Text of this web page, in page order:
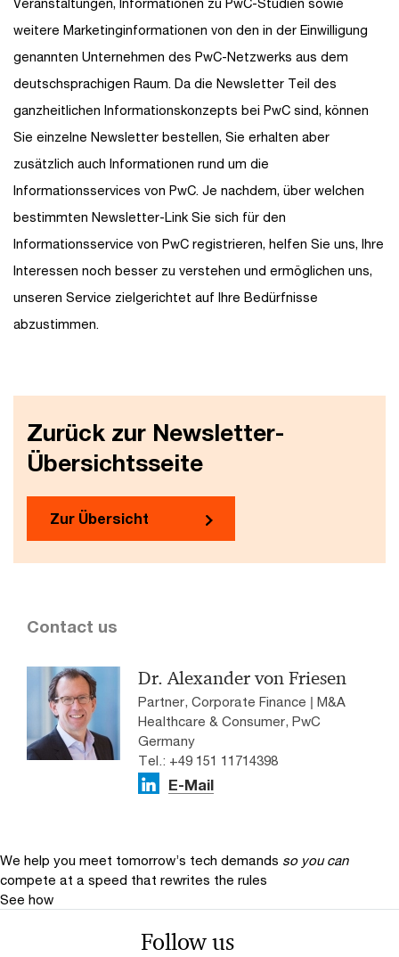
weitere Marketinginformationen von den in der Einwilligung
genannten Unternehmen des PwC-Netzwerks aus dem
deutschsprachigen Raum. Da die Newsletter Teil des
ganzheitlichen Informationskonzepts bei PwC sind, können
Sie einzelne Newsletter bestellen, Sie erhalten aber
zusätzlich auch Informationen rund um die
Informationsservices von PwC. Je nachdem, über welchen
bestimmten Newsletter-Link Sie sich für den
Informationsservice von PwC registrieren, helfen Sie uns, Ihre
Interessen noch besser zu verstehen und ermöglichen uns,
unseren Service zielgerichtet auf Ihre Bedürfnisse
abzustimmen.
Zurück zur Newsletter-
Übersichtsseite
Zur Übersicht
Contact us
Dr. Alexander von Friesen
Partner, Corporate Finance | M&A
Healthcare & Consumer, PwC
Germany
Tel.: +49 151 11714398
E-Mail
We help you meet tomorrow’s tech demands so you can
compete at a speed that rewrites the rules
See how
Follow us